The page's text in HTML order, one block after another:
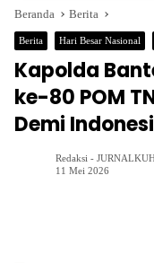
Beranda Berita
Berita Hari Besar Nasional
Kapolda
ke-80 POM
Demi
Redaksi -
11 Mei 2026